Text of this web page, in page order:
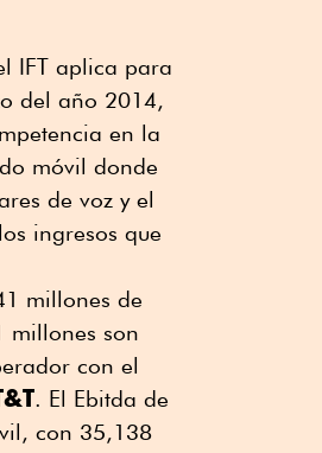
IFT aplica para
del año 2014,
en la
móvil donde
de voz y el
ingresos que
millones de
millones son
con el
. El Ebitda de
con 35,138